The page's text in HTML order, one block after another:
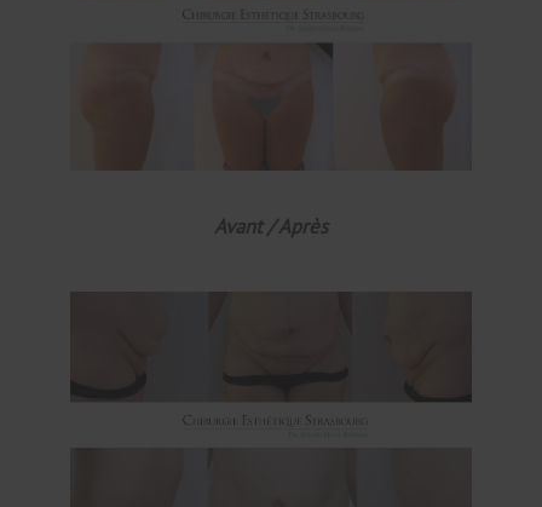
Avant / Après